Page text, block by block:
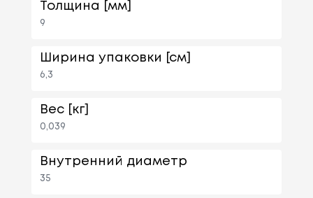
Толщина [мм]
9
Ширина упаковки [см]
6,3
Вес [кг]
0,039
Внутренний диаметр
35